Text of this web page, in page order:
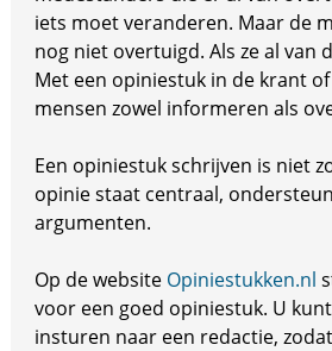
iets moet veranderen. Maar de
nog niet overtuigd. Als ze al van
Met een opiniestuk in de krant
mensen zowel informeren als
Een opiniestuk schrijven is niet
opinie staat centraal,
argumenten.
Op de website Opiniestukken.nl
voor een goed opiniestuk. U
insturen naar een redactie,